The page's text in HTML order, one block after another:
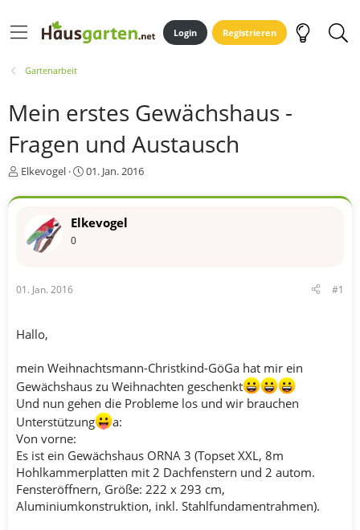
Login Registrieren
Gartenarbeit
Mein erstes Gewächshaus -
Fragen und Austausch
E
s
r
Elkevogel
E
s
e
01. Jan. 2016
Elkevogel
0
01. Jan. 2016 #1
Hallo,
mein Weihnachtsmann-Christkind-GöGa hat mir ein
Gewächshaus zu Weihnachten geschenkt
Und nun gehen die Probleme los und wir brauchen
Unterstützung
a:
Von vorne:
Es ist ein Gewächshaus ORNA 3 (Topset XXL, 8m
Hohlkammerplatten mit 2 Dachfenstern und 2 autom.
Fensteröffnern, Größe: 222 x 293 cm,
Aluminiumkonstruktion, inkl. Stahlfundamentrahmen).